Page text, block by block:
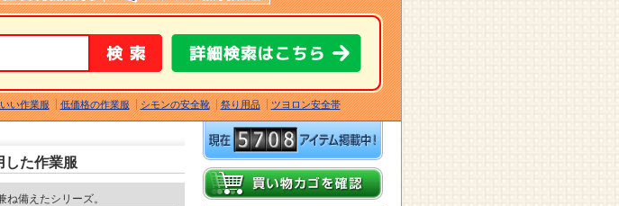
い作業服 低価格の作業服 シモンの安全靴 祭り用品 ツヨロン安全帯
した作業服
備えたシリーズ。